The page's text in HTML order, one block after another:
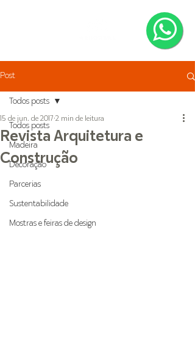
Post
Todos posts
Madeira
Decoração
Parcerias
Sustentabilidade
Mostras e feiras de design
Todos posts
Revista Arquitetura e
Construção
15 de jun. de 2017 2 min de leitura